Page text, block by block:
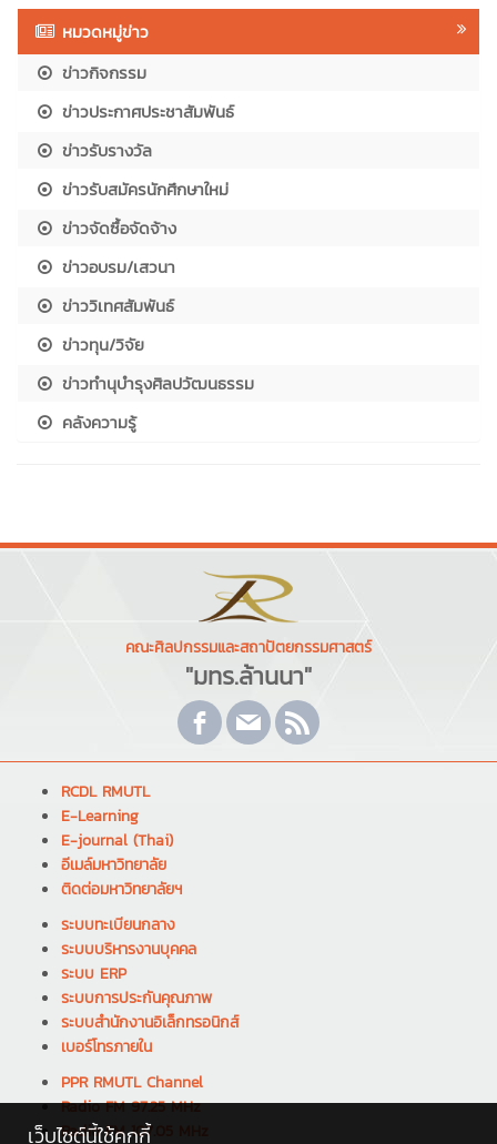
หมวดหมู่ข่าว
ข่าวกิจกรรม
ข่าวประกาศประชาสัมพันธ์
ข่าวรับรางวัล
ข่าวรับสมัครนักศึกษาใหม่
ข่าวจัดซื้อจัดจ้าง
ข่าวอบรม/เสวนา
ข่าววิเทศสัมพันธ์
ข่าวทุน/วิจัย
ข่าวทำนุบำรุงศิลปวัฒนธรรม
คลังความรู้
คณะศิลปกรรมและสถาปัตยกรรมศาสตร์
"มทร.ล้านนา"
RCDL RMUTL
E-Learning
E-journal (Thai)
อีเมล์มหาวิทยาลัย
ติดต่อมหาวิทยาลัยฯ
ระบบทะเบียนกลาง
ระบบบริหารงานบุคคล
ระบบ ERP
ระบบการประกันคุณภาพ
ระบบสำนักงานอิเล็กทรอนิกส์
เบอร์โทรภายใน
PPR RMUTL Channel
Radio FM 97.25 MHz
Radio FM 107.05 MHz
เว็บไซต์นี้ใช้คุกกี้